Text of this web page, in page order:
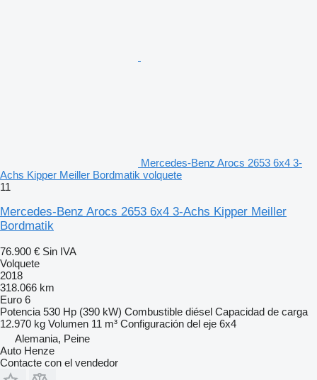
Mercedes-Benz Arocs 2653 6x4 3-
Achs Kipper Meiller Bordmatik volquete
11
Mercedes-Benz Arocs 2653 6x4 3-Achs Kipper Meiller
Bordmatik
76.900 € Sin IVA
Volquete
2018
318.066 km
Euro 6
Potencia 530 Hp (390 kW) Combustible diésel Capacidad de carga
12.970 kg Volumen 11 m³ Configuración del eje 6x4
Alemania, Peine
Auto Henze
Contacte con el vendedor